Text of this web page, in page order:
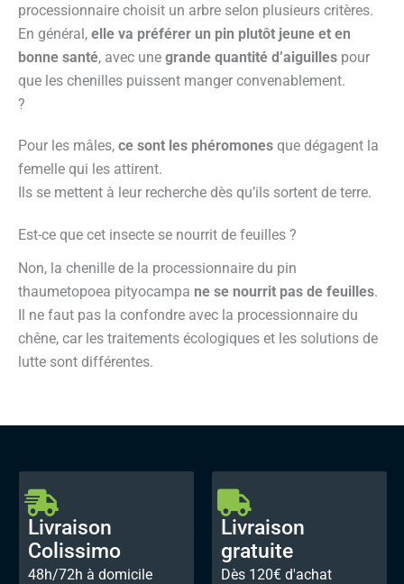
processionnaire choisit un arbre selon plusieurs critères.
En général, elle va préférer un pin plutôt jeune et en
bonne santé, avec une grande quantité d’aiguilles pour
que les chenilles puissent manger convenablement.
?
Pour les mâles, ce sont les phéromones que dégagent la
femelle qui les attirent.
Ils se mettent à leur recherche dès qu’ils sortent de terre.
Est-ce que cet insecte se nourrit de feuilles ?
Non, la chenille de la processionnaire du pin
thaumetopoea pityocampa ne se nourrit pas de feuilles.
Il ne faut pas la confondre avec la processionnaire du
chêne, car les traitements écologiques et les solutions de
lutte sont différentes.
Livraison
Colissimo
48h/72h à domicile
Livraison
gratuite
Dès 120€ d'achat